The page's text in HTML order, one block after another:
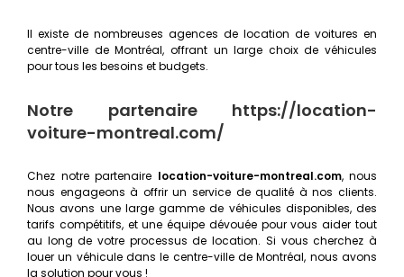
Il existe de nombreuses agences de location de voitures en
centre-ville de Montréal, offrant un large choix de véhicules
pour tous les besoins et budgets.
Notre partenaire https://location-
voiture-montreal.com/
Chez notre partenaire location-voiture-montreal.com, nous
nous engageons à offrir un service de qualité à nos clients.
Nous avons une large gamme de véhicules disponibles, des
tarifs compétitifs, et une équipe dévouée pour vous aider tout
au long de votre processus de location. Si vous cherchez à
louer un véhicule dans le centre-ville de Montréal, nous avons
la solution pour vous !